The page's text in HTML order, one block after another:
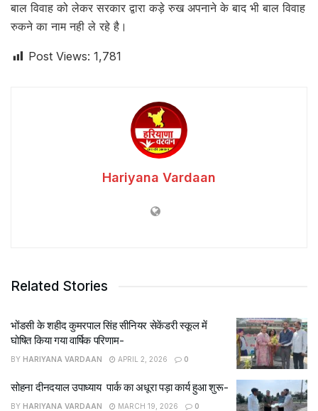
बाल विवाह को लेकर सरकार द्वारा कड़े रुख अपनाने के बाद भी बाल विवाह
रुकने का नाम नही ले रहे है।
Post Views: 1,781
Hariyana Vardaan
Related Stories
भोंडसी के शहीद कुमरपाल सिंह सीनियर सेकेंडरी स्कूल में
घोषित किया गया वार्षिक परिणाम-
BY HARIYANA VARDAAN APRIL 2, 2026 0
सोहना दीनदयाल उपाध्याय पार्क का अधूरा पड़ा कार्य हुआ शुरू-
BY HARIYANA VARDAAN MARCH 19, 2026 0